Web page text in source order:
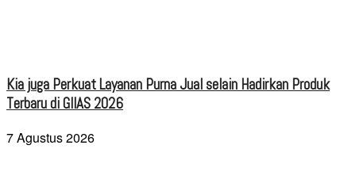
Kia juga Perkuat Layanan Purna Jual selain Hadirkan Produk
Terbaru di GIIAS 2026
7 Agustus 2026